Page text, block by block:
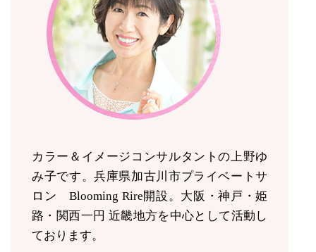
カラー＆イメージコンサルタントの上野ゆ
み子です。兵庫県加古川市プライベートサ
ロン Blooming Rire開設。 大阪・神戸・姫
路・関西一円 近畿地方を中心として活動し
ております。